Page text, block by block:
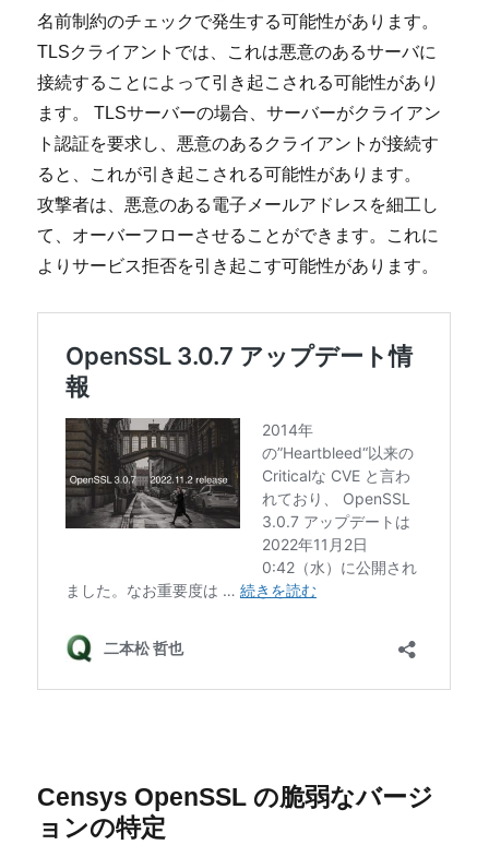
名前制約のチェックで発生する可能性があります。
TLSクライアントでは、これは悪意のあるサーバに
接続することによって引き起こされる可能性があり
ます。 TLSサーバーの場合、サーバーがクライアン
ト認証を要求し、悪意のあるクライアントが接続す
ると、これが引き起こされる可能性があります。
攻撃者は、悪意のある電子メールアドレスを細工し
て、オーバーフローさせることができます。これに
よりサービス拒否を引き起こす可能性があります。
Censys OpenSSL の脆弱なバージ
ョンの特定